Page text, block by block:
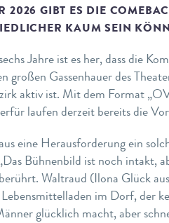
2026 GIBT ES DIE
KAUM SEIN
Jahre ist es her, dass die
großen Gassenhauer des
aktiv ist. Mit dem Format
laufen derzeit bereits die
eine Herausforderung ein
Bühnenbild ist noch intakt,
Waltraud (Ilona Glück
im Dorf, der
glücklich macht, aber